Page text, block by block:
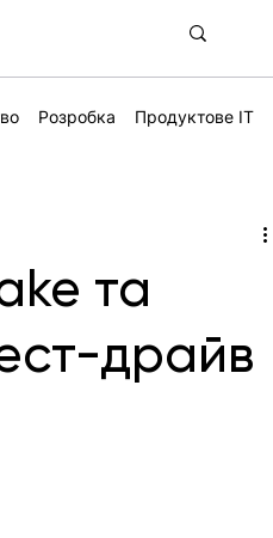
Розробка Продуктове IT
та
драйв